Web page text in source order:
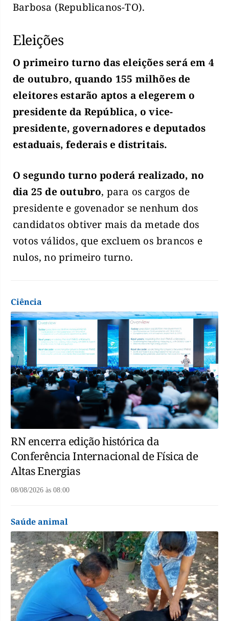
Barbosa (Republicanos-TO).
Eleições
O primeiro turno das eleições será em 4
de outubro, quando 155 milhões de
eleitores estarão aptos a elegerem o
presidente da República, o vice-
presidente, governadores e deputados
estaduais, federais e distritais.
O segundo turno poderá realizado, no
dia 25 de outubro, para os cargos de
presidente e govenador se nenhum dos
candidatos obtiver mais da metade dos
votos válidos, que excluem os brancos e
nulos, no primeiro turno.
Ciência
RN encerra edição histórica da
Conferência Internacional de Física de
Altas Energias
08/08/2026 às 08:00
Saúde animal